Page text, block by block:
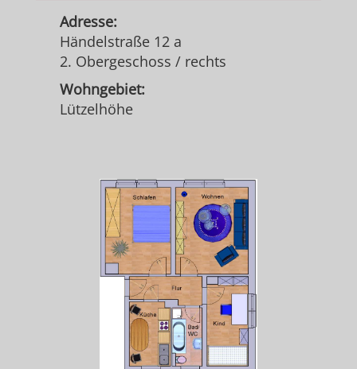
Adresse:
Händelstraße 12 a
2. Obergeschoss / rechts
Wohngebiet:
Lützelhöhe